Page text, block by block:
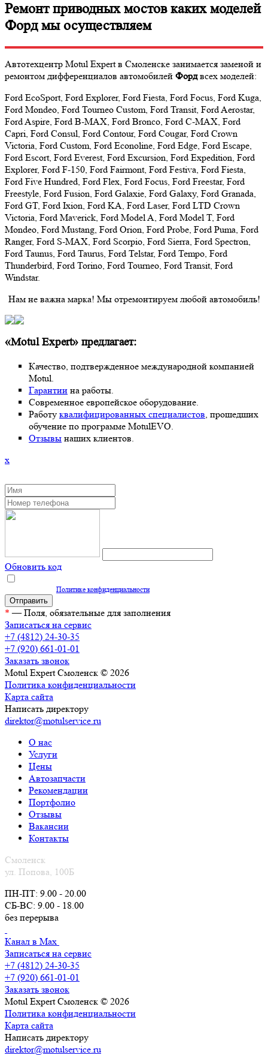
Ремонт приводных мостов каких моделей
Форд мы осуществляем
Автотехцентр Motul Expert в Смоленске занимается заменой и
ремонтом дифференциалов автомобилей Фордвсех моделей:
Ford EcoSport, Ford Explorer, Ford Fiesta, Ford Focus, Ford Kuga,
Ford Mondeo, Ford Tourneo Custom, Ford Transit, Ford Aerostar,
Ford Aspire, Ford B-MAX, Ford Bronco, Ford C-MAX, Ford
Capri, Ford Consul, Ford Contour, Ford Cougar, Ford Crown
Victoria, Ford Custom, Ford Econoline, Ford Edge, Ford Escape,
Ford Escort, Ford Everest, Ford Excursion, Ford Expedition, Ford
Explorer, Ford F-150, Ford Fairmont, Ford Festiva, Ford Fiesta,
Ford Five Hundred, Ford Flex, Ford Focus, Ford Freestar, Ford
Freestyle, Ford Fusion, Ford Galaxie, Ford Galaxy, Ford Granada,
Ford GT, Ford Ixion, Ford KA, Ford Laser, Ford LTD Crown
Victoria, Ford Maverick, Ford Model A, Ford Model T, Ford
Mondeo, Ford Mustang, Ford Orion, Ford Probe, Ford Puma, Ford
Ranger, Ford S-MAX, Ford Scorpio, Ford Sierra, Ford Spectron,
Ford Taunus, Ford Taurus, Ford Telstar, Ford Tempo, Ford
Thunderbird, Ford Torino, Ford Tourneo, Ford Transit, Ford
Windstar.
Нам не важна марка! Мы отремонтируем любой автомобиль!
«Motul Expert» предлагает:
Качество, подтвержденное международной компанией
Motul.
Гарантии на работы.
Современное европейское оборудование.
Работу квалифицированных специалистов, прошедших
обучение по программе MotulEVO.
Отзывы наших клиентов.
x
Обновить код
Политике конфиденциальности
* — Поля, обязательные для заполнения
Записаться на сервис
+7 (4812) 24-30-35
+7 (920) 661-01-01
Заказать звонок
Motul Expert Смоленск © 2026
Политика конфиденциальности
Карта сайта
Написать директору
direktor@motulservice.ru
О нас
Услуги
Цены
Автозапчасти
Рекомендации
Портфолио
Отзывы
Вакансии
Контакты
Смоленск
ул. Попова, 100Б
ПН-ПТ: 9.00 - 20.00
СБ-ВС: 9.00 - 18.00
без перерыва
Канал в Max
Записаться на сервис
+7 (4812) 24-30-35
+7 (920) 661-01-01
Заказать звонок
Motul Expert Смоленск © 2026
Политика конфиденциальности
Карта сайта
Написать директору
direktor@motulservice.ru